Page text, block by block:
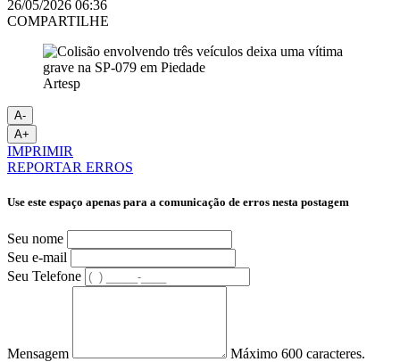
26/05/2026 06:36
COMPARTILHE
Artesp
A-
A+
IMPRIMIR
REPORTAR ERROS
Use este espaço apenas para a comunicação de erros nesta postagem
Seu nome
Seu e-mail
Seu Telefone
Mensagem Máximo 600 caracteres.